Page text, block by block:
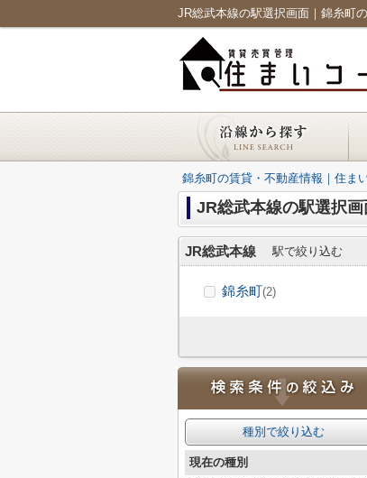
JR総武本線の駅選択画面｜錦糸町
錦糸町の賃貸・不動産情報｜住ま
JR総武本線の駅選択画
JR総武本線 駅で絞り込む
錦糸町(2)
種別で絞り込む
現在の種別